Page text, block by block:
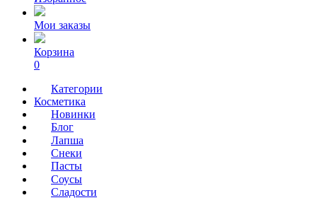
Мои заказы
Корзина
0
Категории
Косметика
Новинки
Блог
Лапша
Снеки
Пасты
Соусы
Сладости